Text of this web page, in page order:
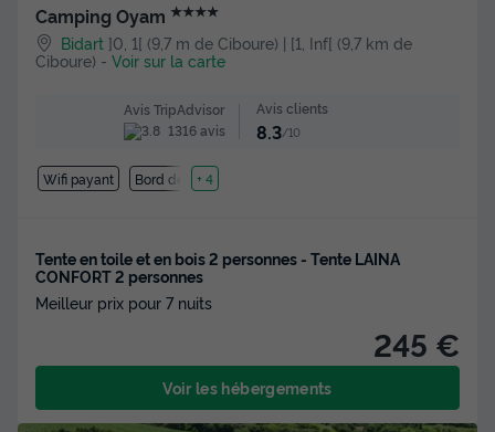
Camping Oyam ★★★★
Bidart ]0, 1[ (9,7 m de Ciboure) | [1, Inf[ (9,7 km de
Ciboure) - Voir sur la carte
Avis TripAdvisor
1316 avis
Avis clients
8.3/10
Wifi payant Bord de mer
+ 4
Tente en toile et en bois 2 personnes - Tente LAINA
CONFORT 2 personnes
Meilleur prix pour 7 nuits
245 €
Voir les hébergements